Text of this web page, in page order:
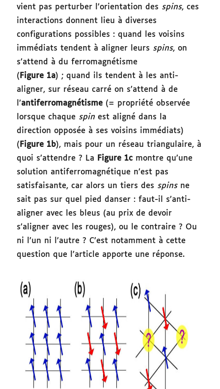
vient pas perturber l’orientation des spins, ces
interactions donnent lieu à diverses
configurations possibles : quand les voisins
immédiats tendent à aligner leurs spins, on
s’attend à du ferromagnétisme
( Figure 1a) ; quand ils tendent à les anti-
aligner, sur réseau carré on s’attend à de
l’antiferromagnétisme (= propriété observée
lorsque chaque spin est aligné dans la
direction opposée à ses voisins immédiats)
( Figure 1b), mais pour un réseau triangulaire, à
quoi s’attendre ? La
Figure 1c montre qu’une
solution antiferromagnétique n’est pas
satisfaisante, car alors un tiers des spinsne
sait pas sur quel pied danser : faut-il s’anti-
aligner avec les bleus (au prix de devoir
s’aligner avec les rouges), ou le contraire ? Ou
ni l’un ni l’autre ? C’est notamment à cette
question que l’article apporte une réponse.